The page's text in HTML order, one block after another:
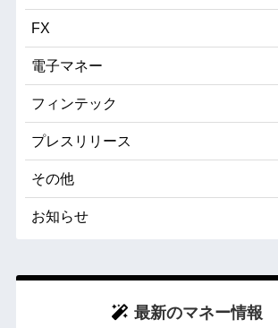
FX
電子マネー
フィンテック
プレスリリース
その他
お知らせ
最新のマネー情報